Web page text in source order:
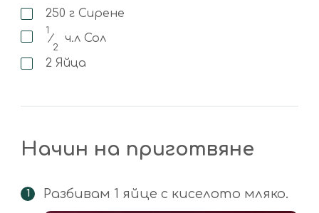
250 г Сирене
1
⁄
2
ч.л Сол
2 Яйца
Начин на приготвяне
Разбивам 1 яйце с киселото мляко.